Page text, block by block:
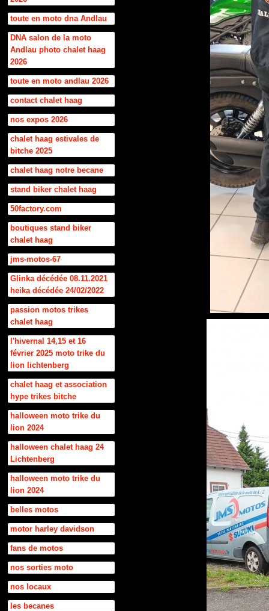
toute en moto dna Andlau
DNA salon de la moto
Andlau photo chalet haag
2026
toute en moto andlau 2026
contact chalet haag
nos expos 2026
chalet haag estivales de
bitche 2025
chalet haag notre becane
stand biker chalet haag
50factory.com
boutiques stand biker
chalet haag
jms-motos-67
Glinka décédée 08.11.2021
heika décédée 24/02/2022
passion motos trikes
chalet haag
l'hivernal 14,15 et 16
février 2025 moto trike du
lion lichtenberg
chalet haag et association
hype trikes bitche
halloween moto trike du
lion 2024
halloween chalet haag 24
Lichtenberg
halloween moto trike du
lion 2024
belles motos
motor harley davidson
fans de motos
nos sorties moto
nos locaux
les becanes